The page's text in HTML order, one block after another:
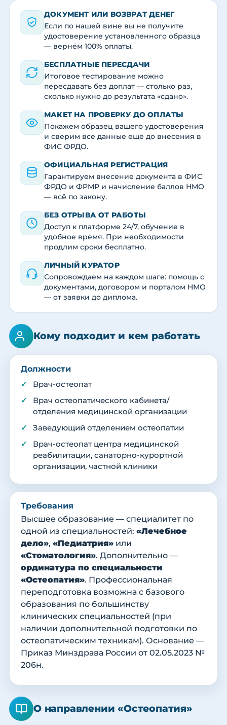
ДОКУМЕНТ ИЛИ ВОЗВРАТ ДЕНЕГ
Если по нашей вине вы не получите
удостоверение установленного образца
— вернём 100% оплаты.
БЕСПЛАТНЫЕ ПЕРЕСДАЧИ
Итоговое тестирование можно
пересдавать без доплат — столько раз,
сколько нужно до результата «сдано».
МАКЕТ НА ПРОВЕРКУ ДО ОПЛАТЫ
Покажем образец вашего удостоверения
и сверим все данные ещё до внесения в
ФИС ФРДО.
ОФИЦИАЛЬНАЯ РЕГИСТРАЦИЯ
Гарантируем внесение документа в ФИС
ФРДО и ФРМР и начисление баллов НМО
— всё по закону.
БЕЗ ОТРЫВА ОТ РАБОТЫ
Доступ к платформе 24/7, обучение в
удобное время. При необходимости
продлим сроки бесплатно.
ЛИЧНЫЙ КУРАТОР
Сопровождаем на каждом шаге: помощь с
документами, договором и порталом НМО
— от заявки до диплома.
Кому подходит и кем работать
Должности
Врач-остеопат
Врач остеопатического кабинета/
отделения медицинской организации
Заведующий отделением остеопатии
Врач-остеопат центра медицинской
реабилитации, санаторно-курортной
организации, частной клиники
Требования
Высшее образование — специалитет по
одной из специальностей: «Лечебное
дело», «Педиатрия» или
«Стоматология». Дополнительно —
ординатура по специальности
«Остеопатия». Профессиональная
переподготовка возможна с базового
образования по большинству
клинических специальностей (при
наличии дополнительной подготовки по
остеопатическим техникам). Основание —
Приказ Минздрава России от 02.05.2023 №
206н.
О направлении «Остеопатия»